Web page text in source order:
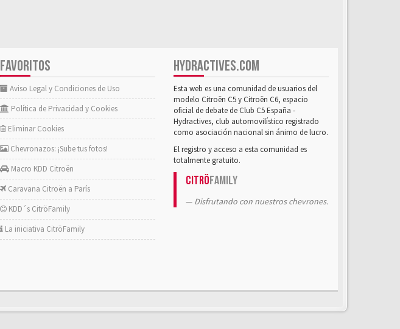
FAVORITOS
Aviso Legal y Condiciones de Uso
Política de Privacidad y Cookies
Eliminar Cookies
Chevronazos: ¡Sube tus fotos!
Macro KDD Citroën
Caravana Citroën a París
KDD´s CitröFamily
La iniciativa CitröFamily
HYDRACTIVES.COM
Esta web es una comunidad de usuarios del
modelo Citroën C5 y Citroën C6, espacio
oficial de debate de Club C5 España -
Hydractives, club automovilístico registrado
como asociación nacional sin ánimo de lucro.
El registro y acceso a esta comunidad es
totalmente gratuito.
CitröFamily
Disfrutando con nuestros chevrones.